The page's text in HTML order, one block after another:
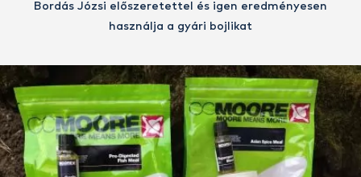
Bordás Józsi előszeretettel és igen eredményesen
használja a gyári bojlikat